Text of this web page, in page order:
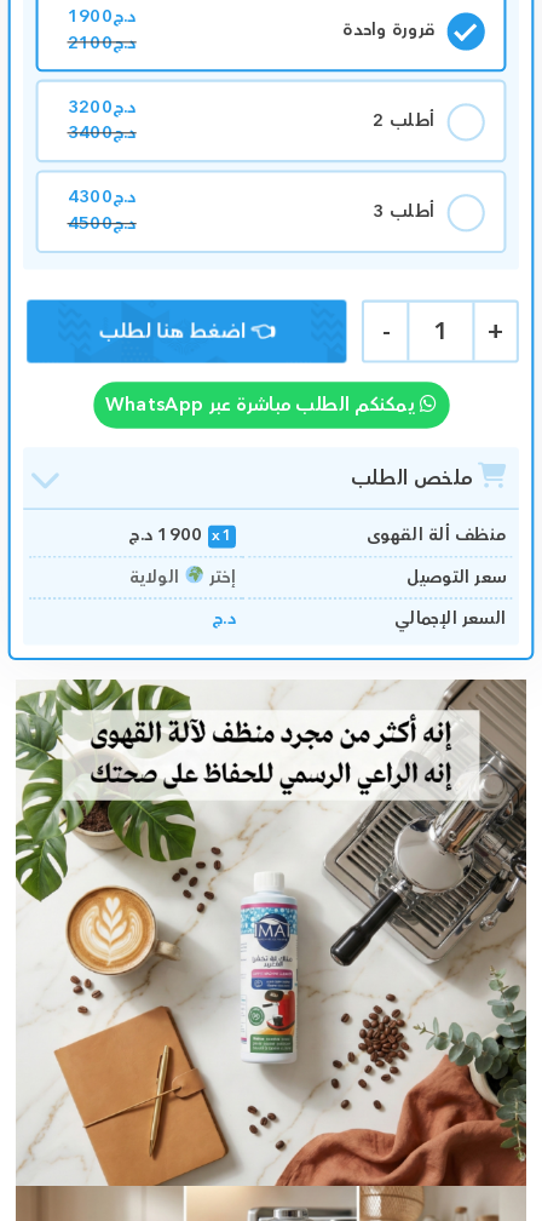
قرورة واحدة د.ج1900
د.ج2100
أطلب 2 د.ج3200
د.ج3400
أطلب 3 د.ج4300
د.ج4500
+
1
-
يمكنكم الطلب مباشرة عبر WhatsApp
ملخص الطلب
منظف ألة القهوى 1
1900 د.ج
سعر التوصيل
إختر الولاية
السعر الإجمالي د.ج